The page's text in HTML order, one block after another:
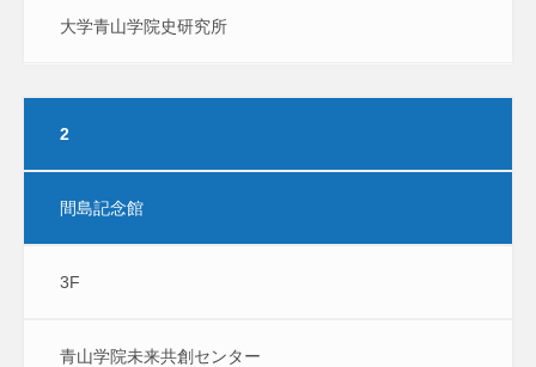
大学青山学院史研究所
2
間島記念館
3F
青山学院未来共創センター